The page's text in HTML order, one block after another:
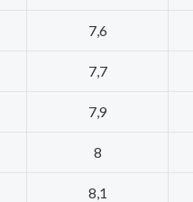
7,6
7,7
7,9
8
8,1